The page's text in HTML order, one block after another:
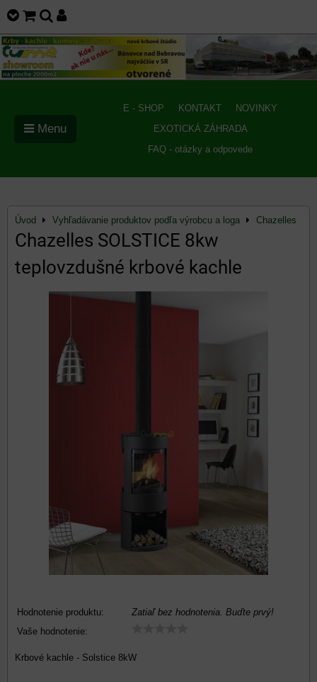
E - SHOP KONTAKT
NOVINKY
EXOTICKÁ ZÁHRADA
FAQ - otázky a odpovede
Menu
Úvod Vyhľadávanie produktov podľa výrobcu a loga Chazelles
Chazelles SOLSTICE 8kw
teplovzdušné krbové kachle
Hodnotenie produktu:
Zatiaľ bez hodnotenia. Buďte prvý!
Vaše hodnotenie:
Krbové kachle - Solstice 8kW